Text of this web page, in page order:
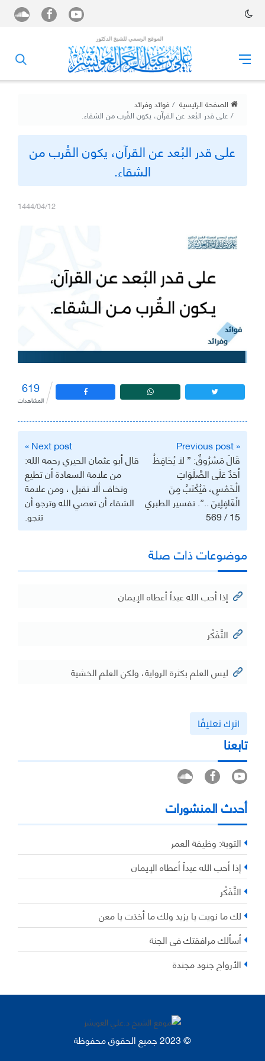
الصفحة الرئيسية فوائد وفرائد
على قدر البُعد عن القرآن، يكون القُرب من الشقاء.
على قدر البُعد عن القرآن، يكون القُرب من
الشقاء.
1444/04/12
619
المشاهدات
المقالات
« Previous post
‏قَالَ مَسْرُوقٌ: ‏” لَا يُحَافِظُ
أَحَدٌ عَلَى الصَّلَوَاتِ
الْخَمْسِ، فَيُكْتَبُ مِنَ
الْغَافِلِينَ ..”. ‏تفسير الطبري
15 / 569
Next post »
‏قال أبو عثمان الحيري رحمه الله:
‏من علامة السعادة أن تطيع
وتخاف ألا تقبل ، ومن علامة
الشقاء أن تعصي الله وترجو أن
تنجو.
موضوعات ذات صلة
إذا أحب الله عبداً أعطاه الإيمان
التَّفَكُر
ليس العلم بكثرة الرواية، ولكن العلم الخشية
اترك تعليقًا
تابعنا
أحدث المنشورات
التوبة: وظيفة العمر
إذا أحب الله عبداً أعطاه الإيمان
التَّفَكُر
لك ما نويت يا يزيد ولك ما أخذت يا معن
أسألك مرافقتك في الجنة
الأرواح جنود مجندة
© 2023 جميع الحقوق محفوظة